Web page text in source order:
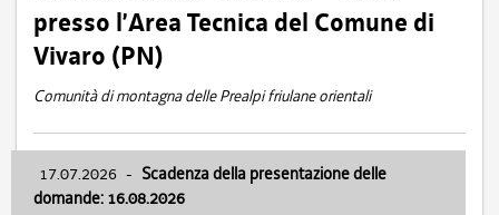
presso l’Area Tecnica del Comune di
Vivaro (PN)
Comunità di montagna delle Prealpi friulane orientali
17.07.2026 - Scadenza della presentazione delle
domande: 16.08.2026